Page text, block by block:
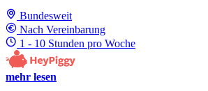
Bundesweit
Nach Vereinbarung
1 - 10 Stunden pro Woche
mehr lesen